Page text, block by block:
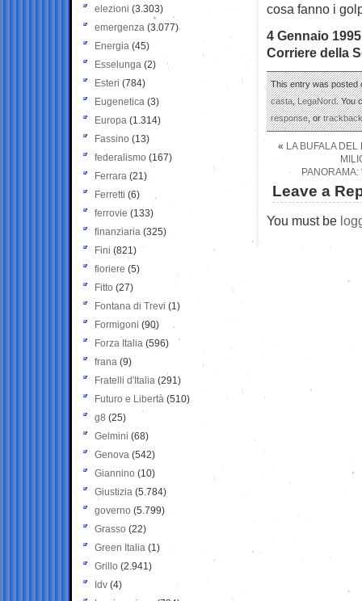
cosa fanno i
4 Gennaio 1995
Corriere della
This entry was posted
casta,LegaNord. You
response, ortrackback
« LA BUFALA
PANORAMA:
Leave a
You must be
elezioni (3.303)
emergenza (3.077)
Energia (45)
Esselunga (2)
Esteri (784)
Eugenetica (3)
Europa (1.314)
Fassino (13)
federalismo (167)
Ferrara (21)
Ferretti (6)
ferrovie (133)
finanziaria (325)
Fini (821)
fioriere (5)
Fitto (27)
Fontana di Trevi (1)
Formigoni (90)
Forza Italia (596)
frana (9)
Fratelli d'Italia (291)
Futuro e Libertà (510)
g8 (25)
Gelmini (68)
Genova (542)
Giannino (10)
Giustizia (5.784)
governo (5.799)
Grasso (22)
Green Italia (1)
Grillo (2.941)
Idv (4)